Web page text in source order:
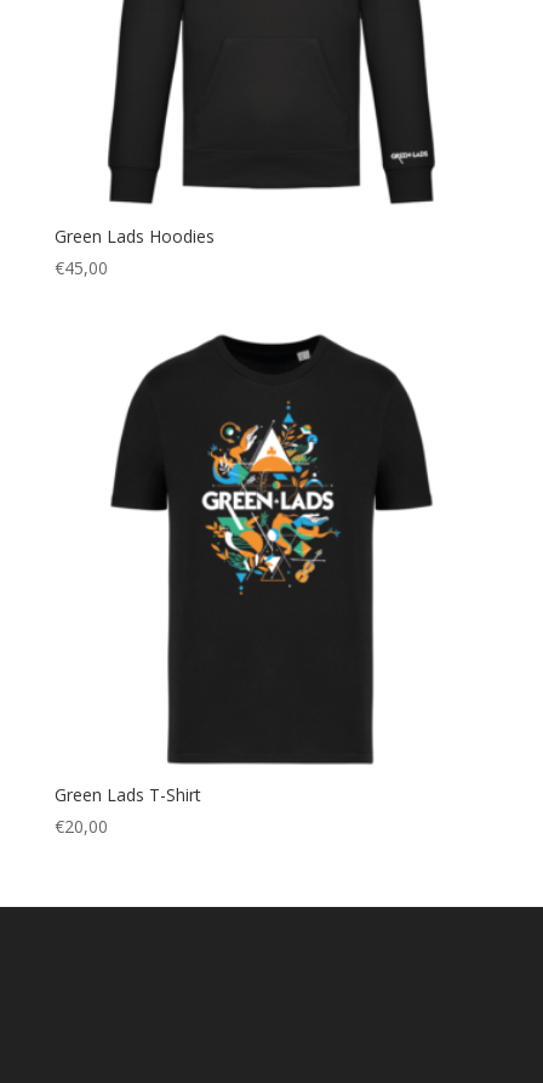
Green Lads Hoodies
€45,00
Green Lads T-Shirt
€20,00